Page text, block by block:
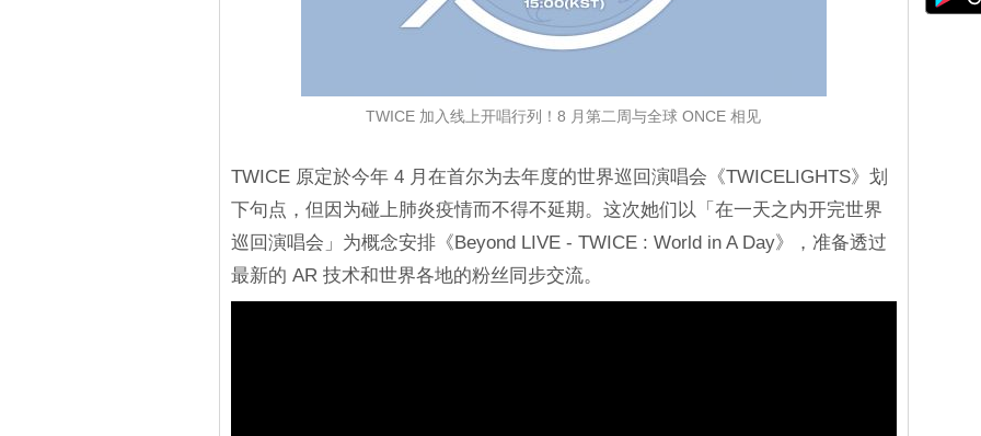
TWICE 加入线上开唱行列！8 月第二周与全球 ONCE 相见
TWICE 原定於今年 4 月在首尔为去年度的世界巡回演唱会《TWICELIGHTS》划
下句点，但因为碰上肺炎疫情而不得不延期。这次她们以「在一天之内开完世界
巡回演唱会」为概念安排《Beyond LIVE - TWICE : World in A Day》，准备透过
最新的 AR 技术和世界各地的粉丝同步交流。